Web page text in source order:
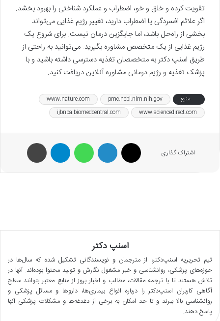
تقویت کرده و خلق و خو، اضطراب و عملکرد شناختی را بهبود بخشد.
اگر علائم افسردگی یا اضطراب دارید، تغییر رژیم غذایی می‌تواند
بخشی از راه‌حل باشد، اما جایگزین درمان نیست. برای شروع یک
رژیم غذایی از یک متخصص مشاوره بگیرید. می‌توانید به راحتی از
طریق اسنپ دکتر به متخصصان تغذیه دسترسی داشته باشید و با
پزشک تغذیه و رژیم درمانی مشاوره آنلاین دریافت کنید.
منبع pmc.ncbi.nlm.nih.gov
www.nature.com
www.sciencedirect.com
ijbnpa.biomedcentral.com
اشتراک گذاری
اسنپ دکتر
تیم تحریریه اسنپ‌دکتر، از مترجمان و نویسندگانی تشکیل شده که سال‌ها در
حوزه‌های پزشکی، روانشناسی و خبر مشغول نگارش و تولید محتوا بوده‌اند. آنها در
تلاش هستند تا با ترجمه مقالات، مطالب و اخبار بروز از منابع معتبر بتوانند سطح
آگاهی کاربران اسنپ‌دکتر را درباره انواع بیماری‌ها، داروها و مسائل پزشکی و
روانشناسی بالا ببرند و تا حد امکان به برخی از دغدغه‌ها و مشکلات پزشکی آنها
پاسخ دهند.